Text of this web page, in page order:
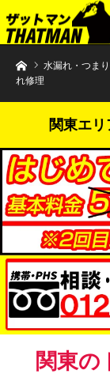
水まわりトラブル
水漏れ・つま
れ修理
関東エ
関東の